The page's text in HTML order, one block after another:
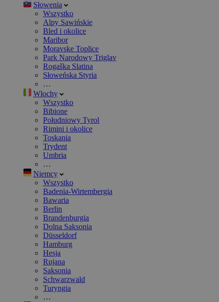
Słowenia
Wszystko
Alpy Sawińskie
Bled i okolice
Maribor
Moravske Toplice
Park Narodowy Triglav
Rogaška Slatina
Słoweńska Styria
…
Włochy
Wszystko
Bibione
Południowy Tyrol
Rimini i okolice
Toskania
Trydent
Umbria
…
Niemcy
Wszystko
Badenia-Wirtembergia
Bawaria
Berlin
Brandenburgia
Dolna Saksonia
Düsseldorf
Hamburg
Hesja
Rujana
Saksonia
Schwarzwald
Turyngia
…